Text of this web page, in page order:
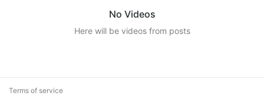
No Videos
Here will be videos from posts
Terms of service